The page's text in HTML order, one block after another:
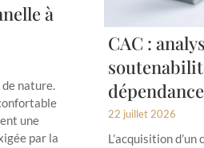
à
de nature.
une
par la
CAC :
22 juillet 2026
L’acquisition